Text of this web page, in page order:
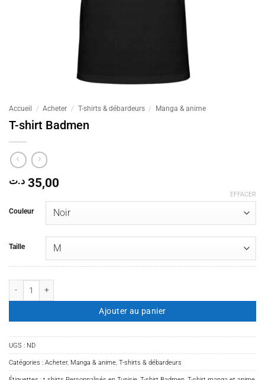
Accueil / Acheter / T-shirts & débardeurs / Manga & anime
T-shirt Badmen
35,00 د.ت
Couleur
Taille
EFFACER
Ajouter au panier
UGS : ND
Catégories : Acheter, Manga & anime, T-shirts & débardeurs